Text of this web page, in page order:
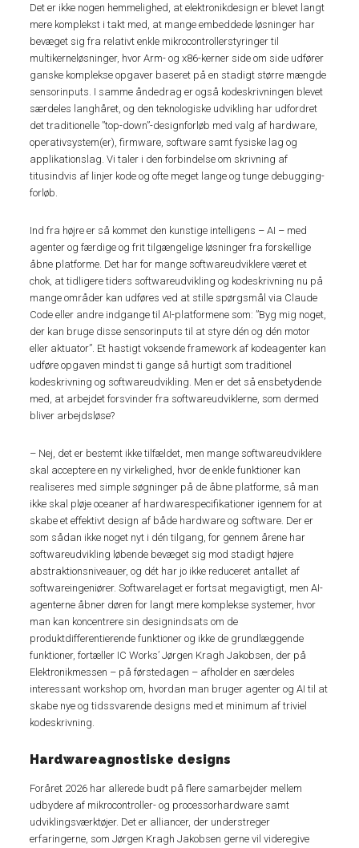
Det er ikke nogen hemmelighed, at elektronikdesign er blevet langt
mere komplekst i takt med, at mange embeddede løsninger har
bevæget sig fra relativt enkle mikrocontrollerstyringer til
multikerneløsninger, hvor Arm- og x86-kerner side om side udfører
ganske komplekse opgaver baseret på en stadigt større mængde
sensorinputs. I samme åndedrag er også kodeskrivningen blevet
særdeles langhåret, og den teknologiske udvikling har udfordret
det traditionelle ”top-down”-designforløb med valg af hardware,
operativsystem(er), firmware, software samt fysiske lag og
applikationslag. Vi taler i den forbindelse om skrivning af
titusindvis af linjer kode og ofte meget lange og tunge debugging-
forløb.
Ind fra højre er så kommet den kunstige intelligens – AI – med
agenter og færdige og frit tilgængelige løsninger fra forskellige
åbne platforme. Det har for mange softwareudviklere været et
chok, at tidligere tiders softwareudvikling og kodeskrivning nu på
mange områder kan udføres ved at stille spørgsmål via Claude
Code eller andre indgange til AI-platformene som: ”Byg mig noget,
der kan bruge disse sensorinputs til at styre dén og dén motor
eller aktuator”. Et hastigt voksende framework af kodeagenter kan
udføre opgaven mindst ti gange så hurtigt som traditionel
kodeskrivning og softwareudvikling. Men er det så ensbetydende
med, at arbejdet forsvinder fra softwareudviklerne, som dermed
bliver arbejdsløse?
– Nej, det er bestemt ikke tilfældet, men mange softwareudviklere
skal acceptere en ny virkelighed, hvor de enkle funktioner kan
realiseres med simple søgninger på de åbne platforme, så man
ikke skal pløje oceaner af hardwarespecifikationer igennem for at
skabe et effektivt design af både hardware og software. Der er
som sådan ikke noget nyt i dén tilgang, for gennem årene har
softwareudvikling løbende bevæget sig mod stadigt højere
abstraktionsniveauer, og dét har jo ikke reduceret antallet af
softwareingeniører. Softwarelaget er fortsat megavigtigt, men AI-
agenterne åbner døren for langt mere komplekse systemer, hvor
man kan koncentrere sin designindsats om de
produktdifferentierende funktioner og ikke de grundlæggende
funktioner, fortæller IC Works’ Jørgen Kragh Jakobsen, der på
Elektronikmessen – på førstedagen – afholder en særdeles
interessant workshop om, hvordan man bruger agenter og AI til at
skabe nye og tidssvarende designs med et minimum af triviel
kodeskrivning.
Hardwareagnostiske designs
Foråret 2026 har allerede budt på flere samarbejder mellem
udbydere af mikrocontroller- og processorhardware samt
udviklingsværktøjer. Det er alliancer, der understreger
erfaringerne, som Jørgen Kragh Jakobsen gerne vil videregive